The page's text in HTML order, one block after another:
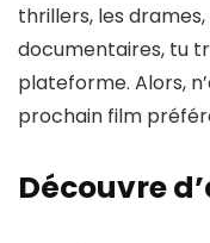
thrillers, les
documentaires, tu
plateforme. Alors,
prochain film
Découvre